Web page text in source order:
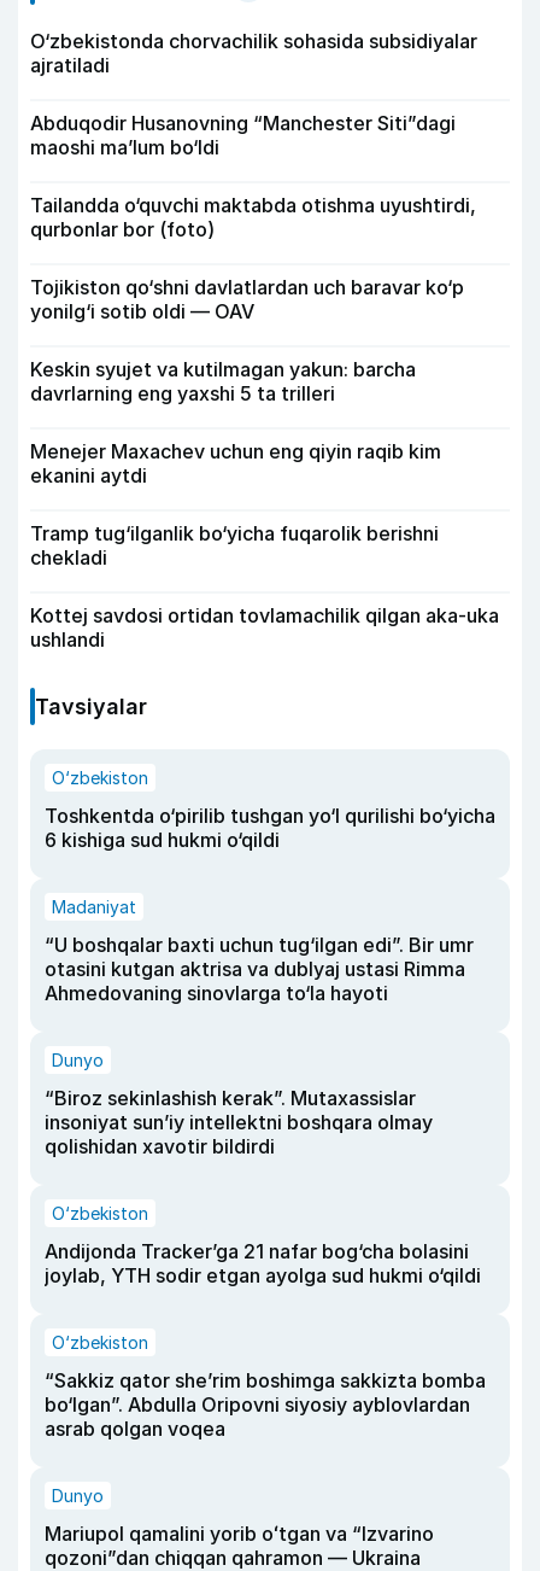
O‘zbekistonda chorvachilik sohasida subsidiyalar
ajratiladi
Abduqodir Husanovning “Manchester Siti”dagi
maoshi ma’lum bo‘ldi
Tailandda o‘quvchi maktabda otishma uyushtirdi,
qurbonlar bor (foto)
Tojikiston qo‘shni davlatlardan uch baravar ko‘p
yonilg‘i sotib oldi — OAV
Keskin syujet va kutilmagan yakun: barcha
davrlarning eng yaxshi 5 ta trilleri
Menejer Maxachev uchun eng qiyin raqib kim
ekanini aytdi
Tramp tug‘ilganlik bo‘yicha fuqarolik berishni
chekladi
Kottej savdosi ortidan tovlamachilik qilgan aka-uka
ushlandi
Tavsiyalar
O‘zbekiston
Toshkentda o‘pirilib tushgan yo‘l qurilishi bo‘yicha
6 kishiga sud hukmi o‘qildi
Madaniyat
“U boshqalar baxti uchun tug‘ilgan edi”. Bir umr
otasini kutgan aktrisa va dublyaj ustasi Rimma
Ahmedovaning sinovlarga to‘la hayoti
Dunyo
“Biroz sekinlashish kerak”. Mutaxassislar
insoniyat sun’iy intellektni boshqara olmay
qolishidan xavotir bildirdi
O‘zbekiston
Andijonda Tracker’ga 21 nafar bog‘cha bolasini
joylab, YTH sodir etgan ayolga sud hukmi o‘qildi
O‘zbekiston
“Sakkiz qator she’rim boshimga sakkizta bomba
bo‘lgan”. Abdulla Oripovni siyosiy ayblovlardan
asrab qolgan voqea
Dunyo
Mariupol qamalini yorib oʻtgan va “Izvarino
qozoni”dan chiqqan qahramon — Ukraina